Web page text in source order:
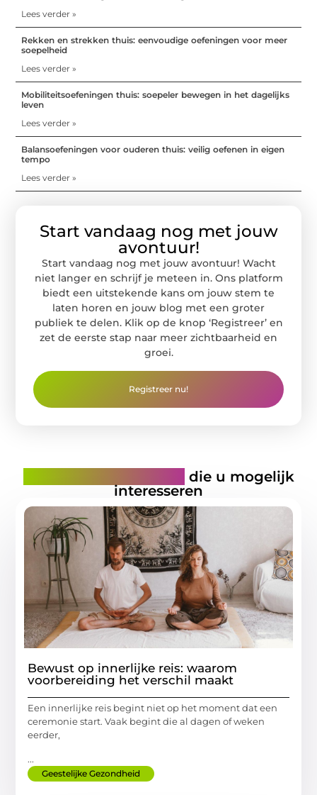
Lees verder »
Rekken en strekken thuis: eenvoudige oefeningen voor meer
soepelheid
Lees verder »
Mobiliteitsoefeningen thuis: soepeler bewegen in het dagelijks
leven
Lees verder »
Balansoefeningen voor ouderen thuis: veilig oefenen in eigen
tempo
Lees verder »
Start vandaag nog met jouw
avontuur!
Start vandaag nog met jouw avontuur! Wacht
niet langer en schrijf je meteen in. Ons platform
biedt een uitstekende kans om jouw stem te
laten horen en jouw blog met een groter
publiek te delen. Klik op de knop ‘Registreer’ en
zet de eerste stap naar meer zichtbaarheid en
groei.
Registreer nu!
die u mogelijk
interesseren
Bewust op innerlijke reis: waarom
voorbereiding het verschil maakt
Een innerlijke reis begint niet op het moment dat een
ceremonie start. Vaak begint die al dagen of weken
eerder,
...
Geestelijke Gezondheid